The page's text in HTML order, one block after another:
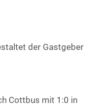
der Gastgeber
Cottbus mit 1:0 in